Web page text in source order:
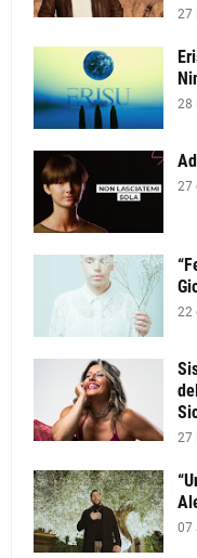
27
28
27
22
27
07